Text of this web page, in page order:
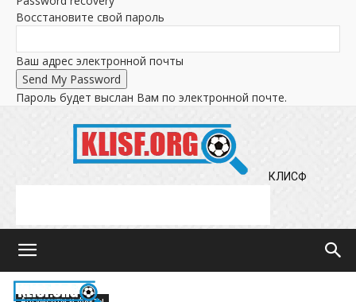
Восстановите свой пароль
Ваш адрес электронной почты
Пароль будет выслан Вам по электронной почте.
КЛИСФ